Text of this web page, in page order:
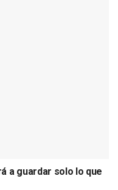
a guardar solo lo que